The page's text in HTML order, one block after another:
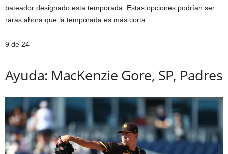
bateador designado esta temporada. Estas opciones podrían ser
raras ahora que la temporada es más corta.
9 de 24
Ayuda: MacKenzie Gore, SP, Padres